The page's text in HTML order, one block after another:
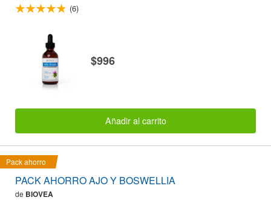
(6)
$996
Añadir al carrito
Pack ahorro
PACK AHORRO AJO Y BOSWELLIA
de BIOVEA